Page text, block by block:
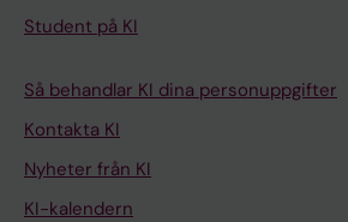
Student på KI
Så behandlar KI dina personuppgifter
Kontakta KI
Nyheter från KI
KI-kalendern